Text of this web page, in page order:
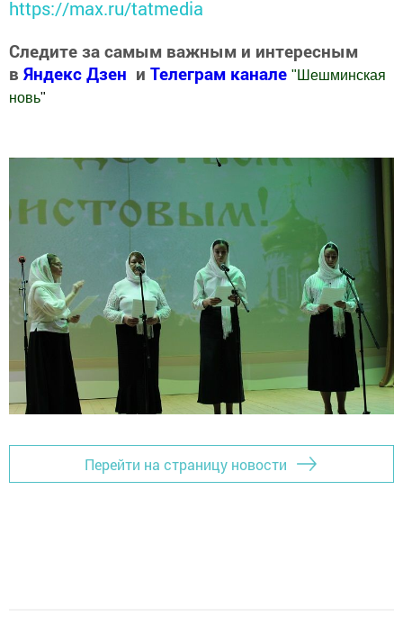
https://max.ru/tatmedia
Следите за самым важным и интересным
в Яндекс Дзен и Телеграм канале " Шешминская
новь"
Перейти на страницу новости